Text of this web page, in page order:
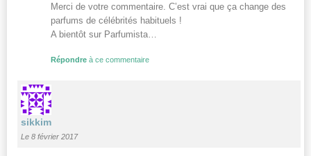
Merci de votre commentaire. C’est vrai que ça change des
parfums de célébrités habituels !
A bientôt sur Parfumista…
Répondre à ce commentaire
sikkim
Le 8 février 2017